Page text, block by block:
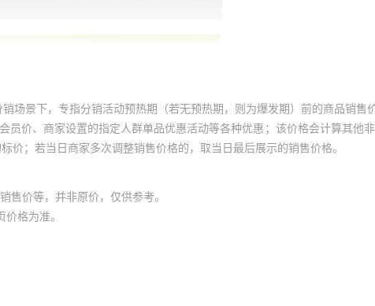
场景下，专指分销活动预热期（若无预热期，则为爆发期）前的商品销售
价、商家设置的指定人群单品优惠活动等各种优惠；该价格会计算其他
；若当日商家多次调整销售价格的，取当日最后展示的销售价格。
价等，并非原价，仅供参考。
格为准。